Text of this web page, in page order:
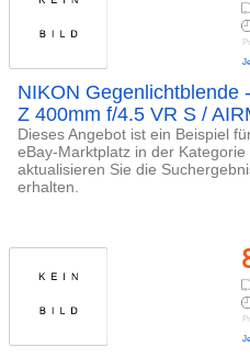
NIKON Gegenlichtblende
Z 400mm f/4.5 VR S /
Dieses Angebot ist ein Beispiel
eBay-Marktplatz in der
aktualisieren Sie die
erhalten.